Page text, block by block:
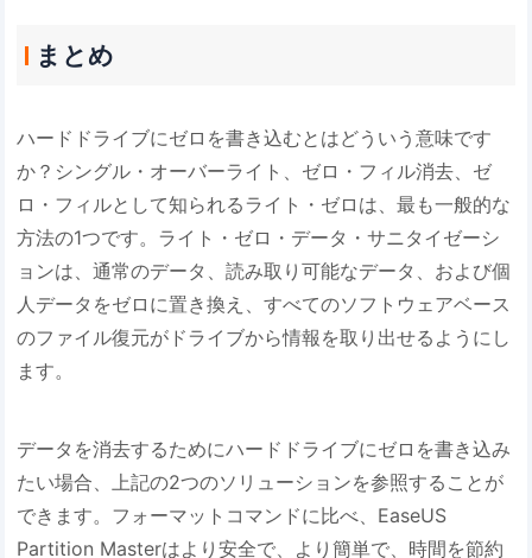
まとめ
ハードドライブにゼロを書き込むとはどういう意味です
か？シングル・オーバーライト、ゼロ・フィル消去、ゼ
ロ・フィルとして知られるライト・ゼロは、最も一般的な
方法の1つです。ライト・ゼロ・データ・サニタイゼーシ
ョンは、通常のデータ、読み取り可能なデータ、および個
人データをゼロに置き換え、すべてのソフトウェアベース
のファイル復元がドライブから情報を取り出せるようにし
ます。
データを消去するためにハードドライブにゼロを書き込み
たい場合、上記の2つのソリューションを参照することが
できます。フォーマットコマンドに比べ、EaseUS
Partition Masterはより安全で、より簡単で、時間を節約